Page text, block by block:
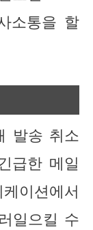
소통을 할
발송 취소
급한 메일
이션에서
일으킬 수